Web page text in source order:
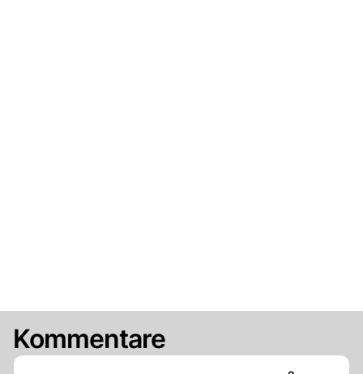
Kommentare